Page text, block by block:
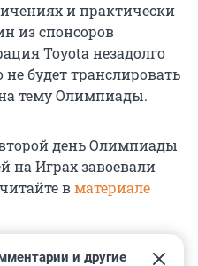
и практически
из спонсоров
Toyota незадолго
будет транслировать
тему Олимпиады.
день Олимпиады
на Играх завоевали
вматериале
и другие